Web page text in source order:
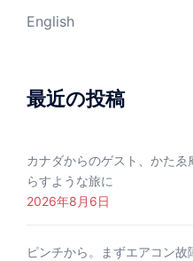
English
最近の投稿
カナダからのゲスト、かた
らすような旅に
2026年8月6日
ピンチから。まずエアコン故